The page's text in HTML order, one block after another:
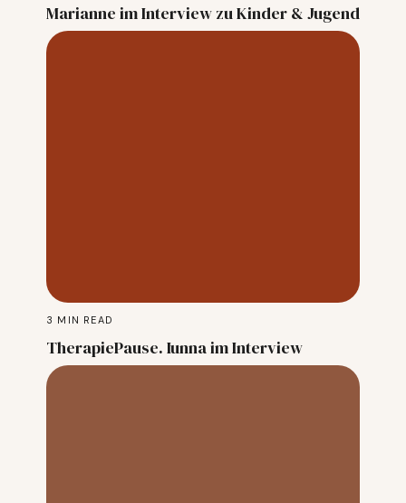
Marianne im Interview zu Kinder & Jugend
3 MIN READ
TherapiePause. Iunna im Interview